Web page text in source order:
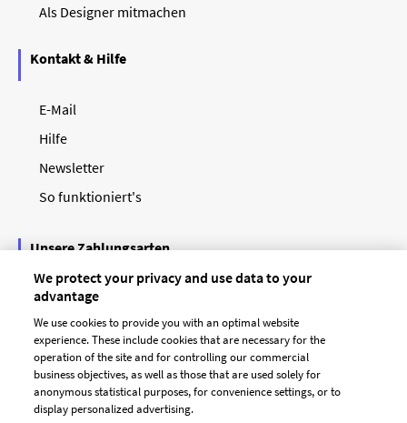
Als Designer mitmachen
Kontakt & Hilfe
E-Mail
Hilfe
Newsletter
So funktioniert's
Unsere Zahlungsarten
We protect your privacy and use data to your
advantage
We use cookies to provide you with an optimal website
experience. These include cookies that are necessary for the
operation of the site and for controlling our commercial
business objectives, as well as those that are used solely for
anonymous statistical purposes, for convenience settings, or to
display personalized advertising.